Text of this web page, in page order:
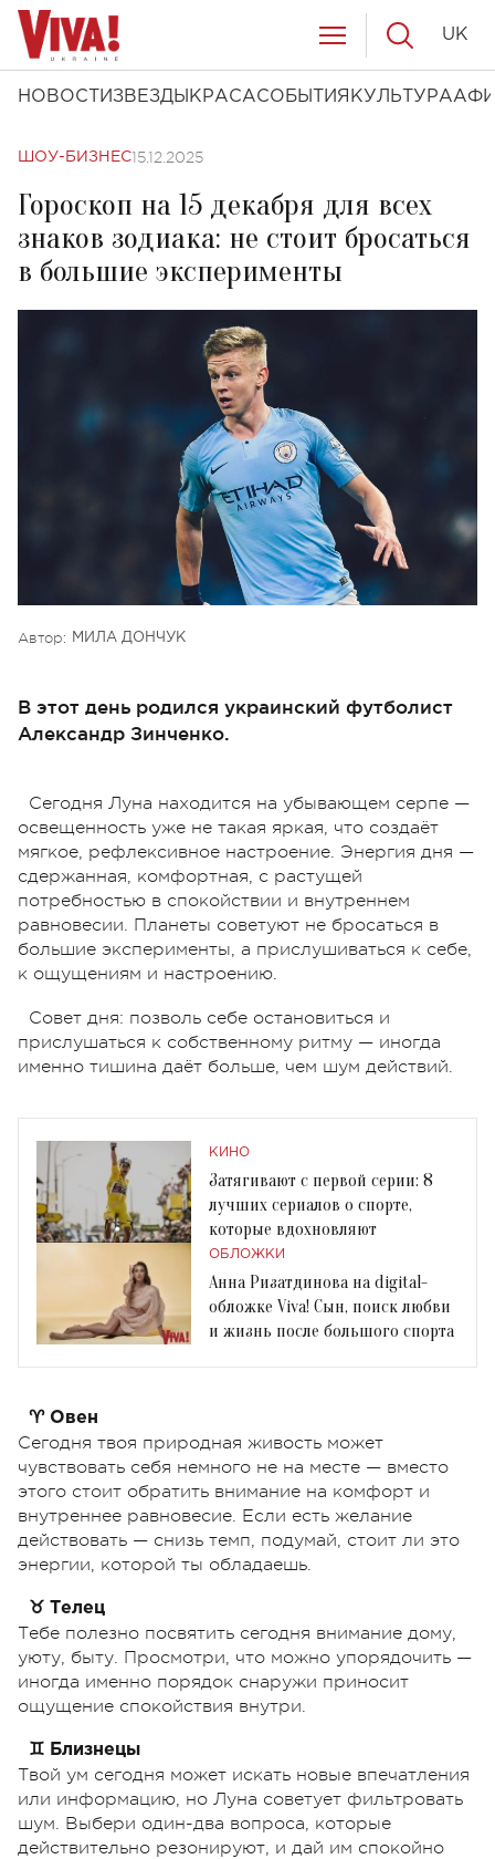
НОВОСТИ ЗВЕЗДЫ КРАСАСОБЫТИЯ КУЛЬТУРА
UK
ШОУ-БИЗНЕС15.12.2025
Гороскоп на 15 декабря для всех
знаков зодиака: не стоит бросаться
в большие эксперименты
Автор: МИЛА ДОНЧУК
В этот день родился украинский футболист
Александр Зинченко.
Сегодня Луна находится на убывающем серпе —
освещенность уже не такая яркая, что создаёт
мягкое, рефлексивное настроение. Энергия дня —
сдержанная, комфортная, с растущей
потребностью в спокойствии и внутреннем
равновесии. Планеты советуют не бросаться в
большие эксперименты, а прислушиваться к себе,
к ощущениям и настроению.
Совет дня: позволь себе остановиться и
прислушаться к собственному ритму — иногда
именно тишина даёт больше, чем шум действий.
КИНО
Затягивают с первой серии: 8
лучших сериалов о спорте,
которые вдохновляют
ОБЛОЖКИ
Анна Ризатдинова на digital-
обложке Viva! Сын, поиск любви
и жизнь после большого спорта
♈ Овен
Сегодня твоя природная живость может
чувствовать себя немного не на месте — вместо
этого стоит обратить внимание на комфорт и
внутреннее равновесие. Если есть желание
действовать — снизь темп, подумай, стоит ли это
энергии, которой ты обладаешь.
♉ Телец
Тебе полезно посвятить сегодня внимание дому,
уюту, быту. Просмотри, что можно упорядочить —
иногда именно порядок снаружи приносит
ощущение спокойствия внутри.
♊ Близнецы
Твой ум сегодня может искать новые впечатления
или информацию, но Луна советует фильтровать
шум. Выбери один-два вопроса, которые
действительно резонируют, и дай им спокойно